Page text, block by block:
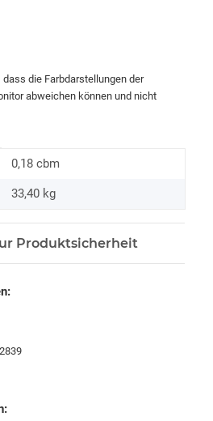
die Farbdarstellungen der
abweichen können und nicht
0,18 cbm
33,40 kg
Produktsicherheit